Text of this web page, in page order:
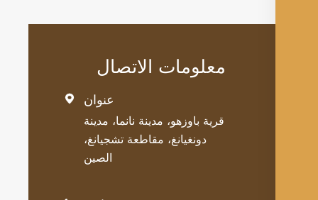
معلومات الاتصال

قرية باوزهو، مدينة نانما، مدينة
دونغيانغ، مقاطعة تشجيانغ،